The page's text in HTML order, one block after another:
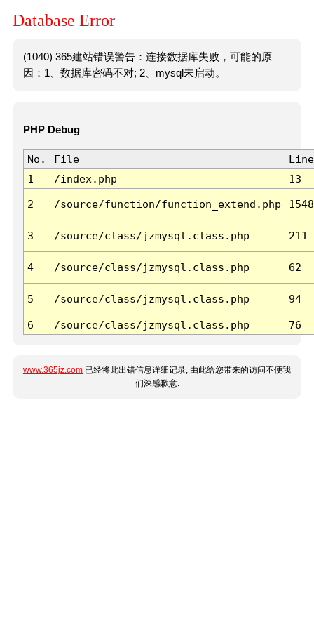
Database Error
(1040) 365建站错误警告：连接数据库失败，可能的原
因：1、数据库密码不对; 2、mysql未启动。
PHP Debug
No. File
Line
1
/index.php 13
2 /source/function/function_extend.php 1548
3 /source/class/jzmysql.class.php 211
4 /source/class/jzmysql.class.php 62
5 /source/class/jzmysql.class.php 94
6 /source/class/jzmysql.class.php 76
www.365jz.com 已经将此出错信息详细记录, 由此给您带来的访问不便我
们深感歉意.